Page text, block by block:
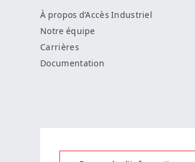
À propos d’Accès Industriel
Notre équipe
Carrières
Documentation